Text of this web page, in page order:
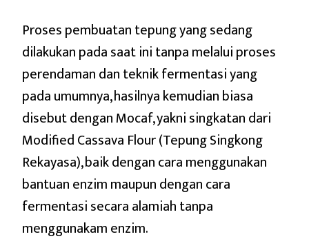
Proses pembuatan tepung yang sedang
dilakukan pada saat ini tanpa melalui proses
perendaman dan teknik fermentasi yang
pada umumnya, hasilnya kemudian biasa
disebut dengan Mocaf, yakni singkatan dari
Modified Cassava Flour (Tepung Singkong
Rekayasa), baik dengan cara menggunakan
bantuan enzim maupun dengan cara
fermentasi secara alamiah tanpa
menggunakam enzim.